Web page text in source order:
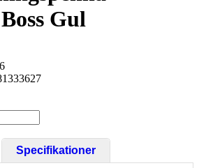
Gul
Specifikationer